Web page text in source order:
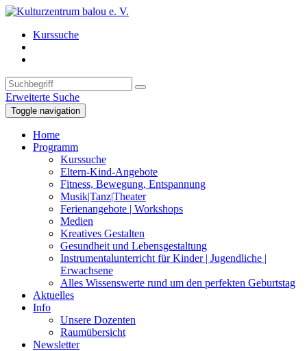
Kurssuche
Erweiterte Suche
Toggle navigation
Home
Programm
Kurssuche
Eltern-Kind-Angebote
Fitness, Bewegung, Entspannung
Musik|Tanz|Theater
Ferienangebote | Workshops
Medien
Kreatives Gestalten
Gesundheit und Lebensgestaltung
Instrumentalunterricht für Kinder | Jugendliche |
Erwachsene
Alles Wissenswerte rund um den perfekten Geburtstag
Aktuelles
Info
Unsere Dozenten
Raumübersicht
Newsletter